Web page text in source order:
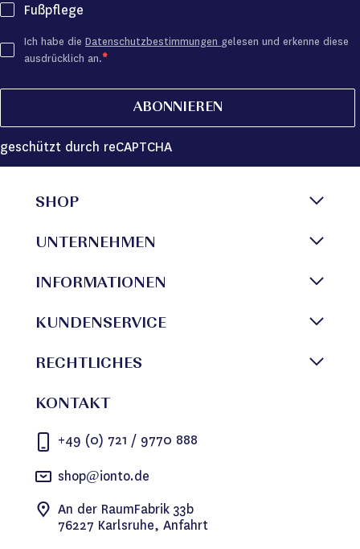
Fußpflege
Ich habe die Datenschutzbestimmungen gelesen und erkenne diese
ausdrücklich an.
ABONNIEREN
geschützt durch reCAPTCHA
SHOP
UNTERNEHMEN
INFORMATIONEN
KUNDENSERVICE
RECHTLICHES
KONTAKT
+49 (0) 721 / 9770 888
shop@ionto.de
An der RaumFabrik 33b
76227 Karlsruhe, Anfahrt